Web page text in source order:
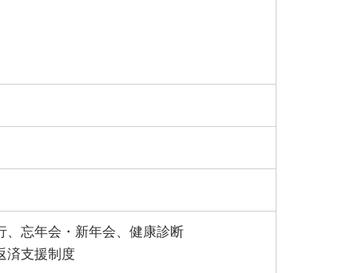
、忘年会・新年会、健康診断
済支援制度